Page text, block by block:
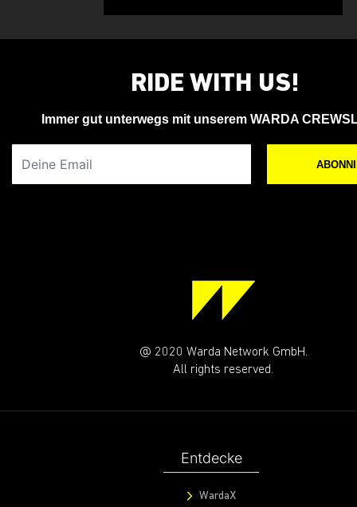
RIDE WITH US!
Immer gut unterwegs mit unserem WARDA
@ 2020 Warda Network GmbH.
All rights reserved.
Entdecke
WardaX